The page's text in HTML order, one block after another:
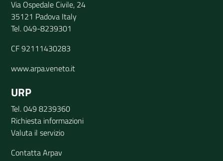
Via Ospedale Civile, 24
35121 Padova Italy
Tel. 049-8239301
CF 92111430283
www.arpa.veneto.it
URP
Tel. 049 8239360
Richiesta informazioni
Valuta il servizio
Contatta Arpav